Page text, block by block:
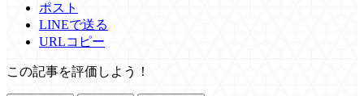
ポスト
LINEで送る
URLコピー
この記事を評価しよう！